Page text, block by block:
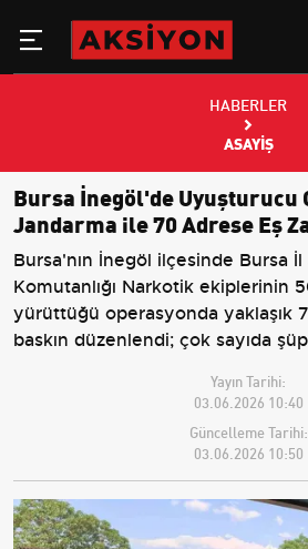
HABERLER
ASAYIŞ
Bursa İnegöl'de Uyuşturucu
Jandarma ile 70 Adrese Eş
Bursa'nın İnegöl ilçesinde Bursa
Komutanlığı Narkotik ekiplerinin
yürüttüğü operasyonda yaklaşık
baskın düzenlendi; çok sayıda
Yayın Tarihi:
03.06.2026 10:40
Güncelleme Tarihi:
03.06.2026 10:50